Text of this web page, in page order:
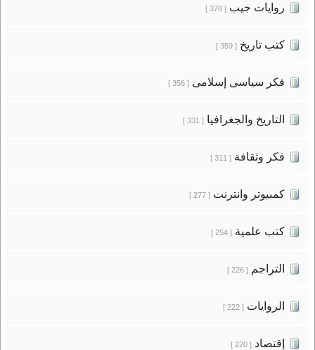
روايات جيب[ 378 ]
كتب تاريخ[ 359 ]
فكر سياسى إسلامى[ 356 ]
التاريخ والجغرافيا[ 331 ]
فكر وثقافة[ 311 ]
كمبيوتر وانترنت[ 277 ]
كتب علمية[ 254 ]
التراجم[ 226 ]
الروايات[ 222 ]
إقتصاد[ 220 ]